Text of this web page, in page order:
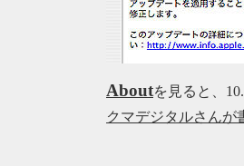
Aboutを見ると、
クマデジタルさんが